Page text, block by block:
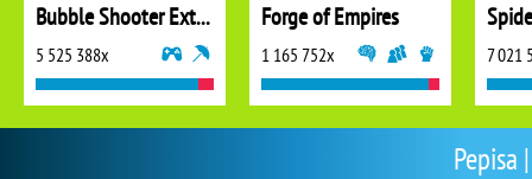
Pepisa
Bubble Shooter Extreme
5 525 388x
Forge of Empires
1 165 752x 7 021